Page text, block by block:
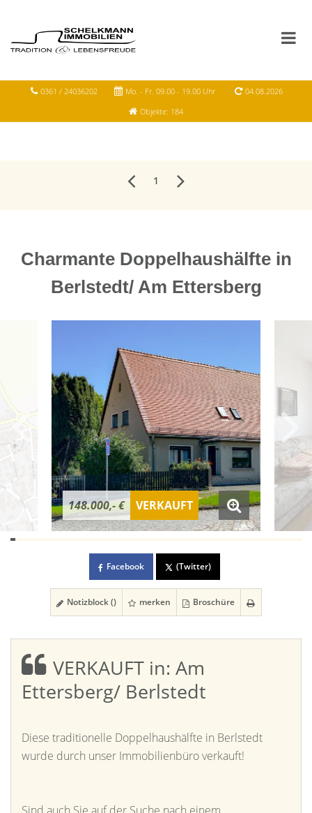
0361 / 24036202 Mo. - Fr. 09.00 - 19.00 Uhr
04.08.2026
Objekte: 184
1
Charmante Doppelhaushälfte in
Berlstedt/ Am Ettersberg
148.000,- € VERKAUFT
Facebook (Twitter)
Notizblock () merken Broschüre
VERKAUFT in: Am
Ettersberg/ Berlstedt
Diese traditionelle Doppelhaushälfte in Berlstedt
wurde durch unser Immobilienbüro verkauft!